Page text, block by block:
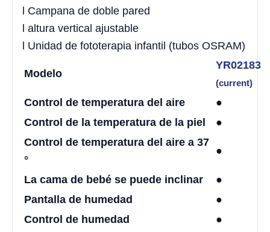
l Campana de doble pared
l altura vertical ajustable
l Unidad de fototerapia infantil (tubos OSRAM)
Modelo
YR02183
(current)
Control de temperatura del aire
●
Control de la temperatura de la piel
●
Control de temperatura del aire a 37
°
●
La cama de bebé se puede inclinar
●
Pantalla de humedad
●
Control de humedad
●